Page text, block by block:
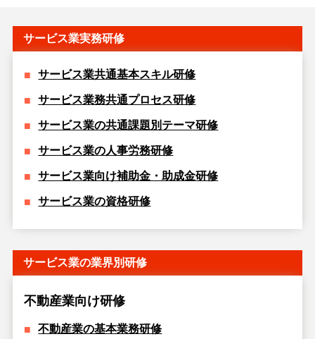
サービス業実務研修
サービス業共通基本スキル研修
サービス業務共通プロセス研修
サービス業の共通課題別テーマ研修
サービス業の人事労務研修
サービス業向け補助金・助成金研修
サービス業の資格研修
サービス業の業界別研修
不動産業向け研修
不動産業の基本業務研修